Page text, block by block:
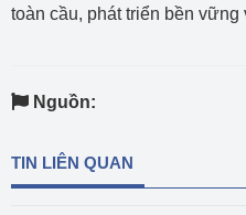
toàn cầu, phát triển bền vững
Nguồn:
TIN LIÊN QUAN